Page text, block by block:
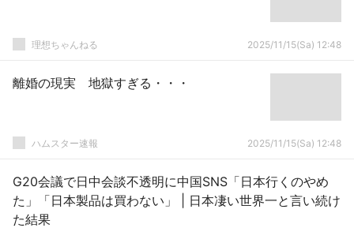
理想ちゃんねる 2025/11/15(Sa) 12:48
離婚の現実 地獄すぎる・・・
ハムスター速報 2025/11/15(Sa) 12:48
G20会議で日中会談不透明に中国SNS「日本行くのやめ
た」「日本製品は買わない」 | 日本凄い世界一と言い続け
た結果